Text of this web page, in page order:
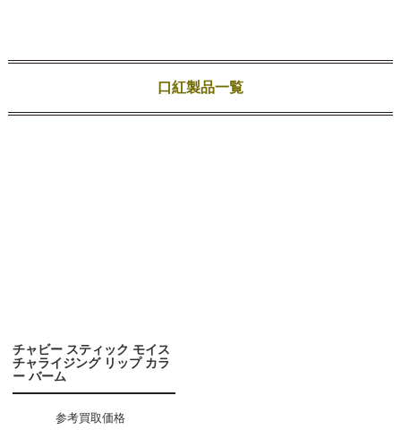
口紅製品一覧
チャビー スティック モイス
チャライジング リップ カラ
ー バーム
参考買取価格